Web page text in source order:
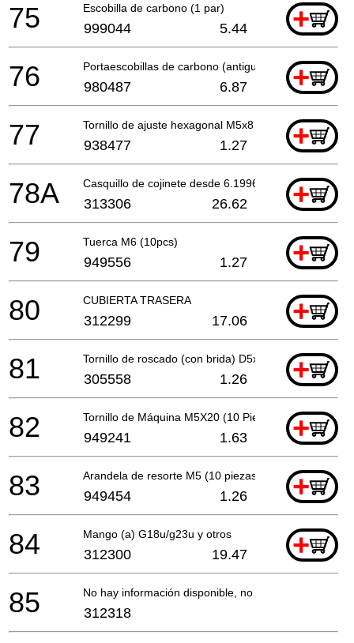
Escobilla de carbono (1 par) +
75 999044 5.44
Portaescobillas de carbono (antiguo 500301)
+
76 980487 6.87
Tornillo de ajuste hexagonal M5x8 +
77 938477 1.27
Casquillo de cojinete desde 6.1996 +
78A 313306 26.62
Tuerca M6 (10pcs) +
79 949556 1.27
CUBIERTA TRASERA +
80 312299 17.06
Tornillo de roscado (con brida) D5x25 (negro)
+
81 305558 1.26
Tornillo de Máquina M5X20 (10 Piezas) +
82 949241 1.63
Arandela de resorte M5 (10 piezas) +
83 949454 1.26
Mango (a) G18u/g23u y otros +
84 312300 19.47
No hay información disponible, no se puede pedir
85 312318